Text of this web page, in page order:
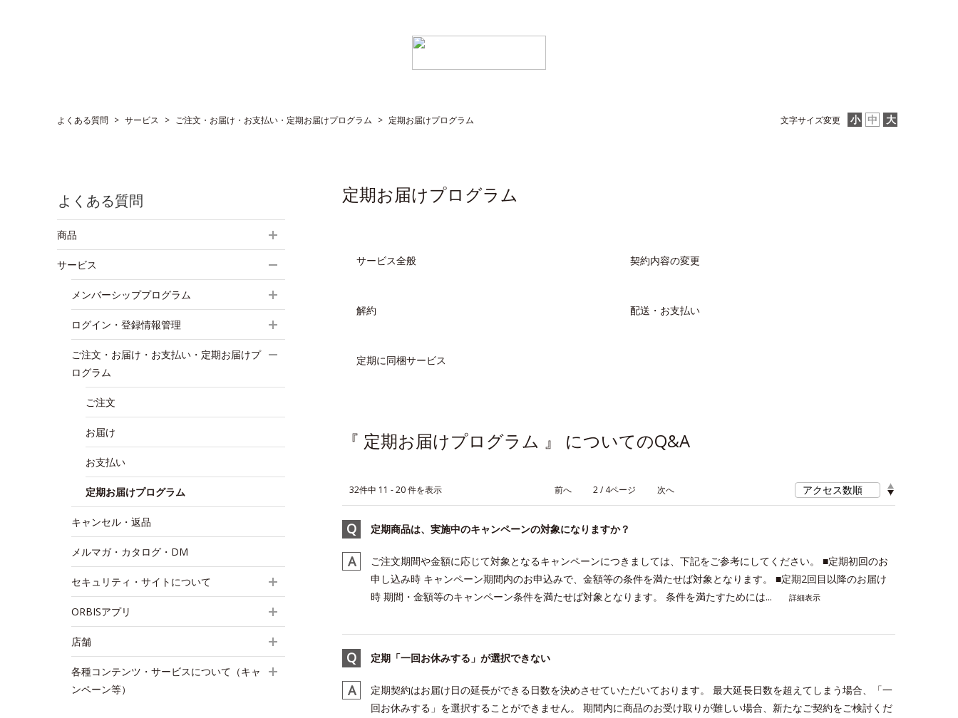
文字サイズ変更
よくある質問 > サービス > ご注文・お届け・お支払い・定期お届けプログラム > 定期お届けプログラム
よくある質問
商品
サービス
メンバーシッププログラム
ログイン・登録情報管理
ご注文・お届け・お支払い・定期お届けプ
ログラム
ご注文
お届け
お支払い
定期お届けプログラム
キャンセル・返品
メルマガ・カタログ・DM
セキュリティ・サイトについて
ORBISアプリ
店舗
各種コンテンツ・サービスについて（キャ
ンペーン等）
定期お届けプログラム
サービス全般 契約内容の変更
解約 配送・お支払い
定期に同梱サービス
『 定期お届けプログラム 』 についてのQ&A
32件中 11 - 20 件を表示 2 / 4ページ
定期商品は、実施中のキャンペーンの対象になりますか？
ご注文期間や金額に応じて対象となるキャンペーンにつきましては、下記をご参考にしてください。 ■定期初回のお
申し込み時 キャンペーン期間内のお申込みで、金額等の条件を満たせば対象となります。 ■定期2回目以降のお届け
時 期間・金額等のキャンペーン条件を満たせば対象となります。 条件を満たすためには...
詳細表示
定期「一回お休みする」が選択できない
定期契約はお届け日の延長ができる日数を決めさせていただいております。 最大延長日数を超えてしまう場合、「一
回お休みする」を選択することができません。 期間内に商品のお受け取りが難しい場合、新たなご契約をご検討くだ